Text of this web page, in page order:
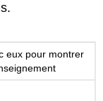
eux pour montrer